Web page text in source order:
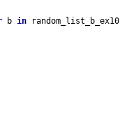
b in random_list_b_ex10